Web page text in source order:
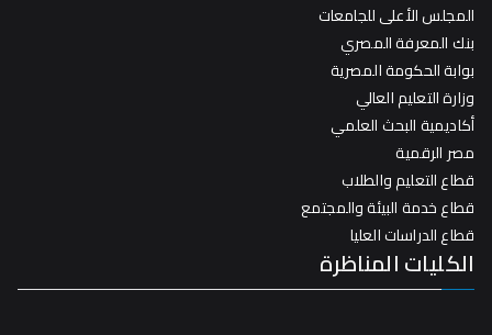
المجلس الأعلى للجامعات
بنك المعرفة المصري
بوابة الحكومة المصرية
وزارة التعليم العالي
أكاديمية البحث العلمي
مصر الرقمية
قطاع التعليم والطلاب
قطاع خدمة البيئة والمجتمع
قطاع الدراسات العليا
الكليات المناظرة